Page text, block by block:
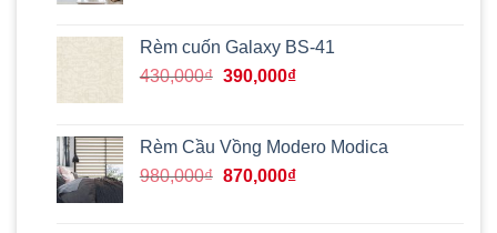
865,000₫.là:
768,000₫.
Rèm cuốn Galaxy BS-41
430,000₫ Giá
430,000₫.
390,000₫Giá
là:
390,000₫.
Rèm Cầu Vồng Modero Modica
980,000₫ Giá
870,000₫Giá